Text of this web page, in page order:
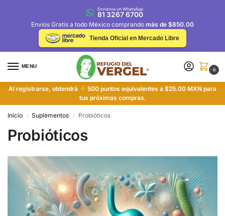
Envíanos un WhatsApp
81 3267 6700
Envíos Gratis a todo México comprando más de $850.00
Tienda Oficial en Mercado Libre
MENU
0
Al registrarse, obtendrá
500 puntos equivalentes a $25.00 MXN para
tus próximas compras.
Inicio / Suplementos / Probióticos
Probióticos